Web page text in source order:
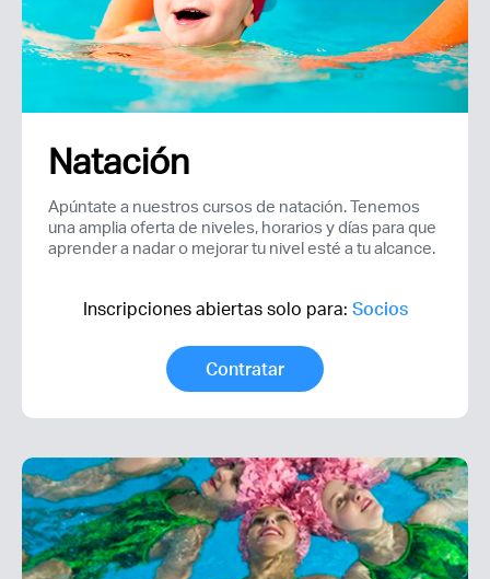
Natación
Apúntate a nuestros cursos de natación. Tenemos
una amplia oferta de niveles, horarios y días para que
aprender a nadar o mejorar tu nivel esté a tu alcance.
Inscripciones abiertas solo para: Socios
Contratar